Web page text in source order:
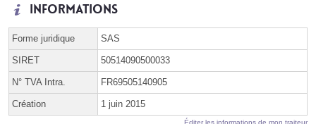
Informations
Forme juridique SAS
SIRET 50514090500033
N° TVA Intra. FR69505140905
Création 1 juin 2015
Éditer les informations de mon traiteur